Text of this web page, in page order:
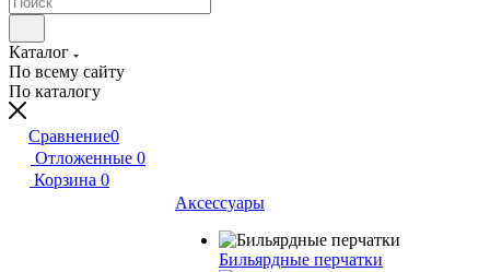
Каталог
По всему сайту
По каталогу
Сравнение0
Отложенные 0
Корзина 0
Аксессуары
Бильярдные перчатки